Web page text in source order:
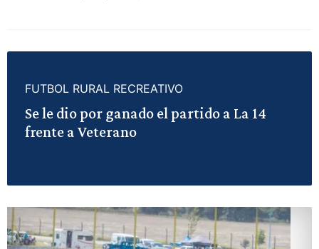
FUTBOL RURAL RECREATIVO
Se le dio por ganado el partido a La 14
frente a Veterano